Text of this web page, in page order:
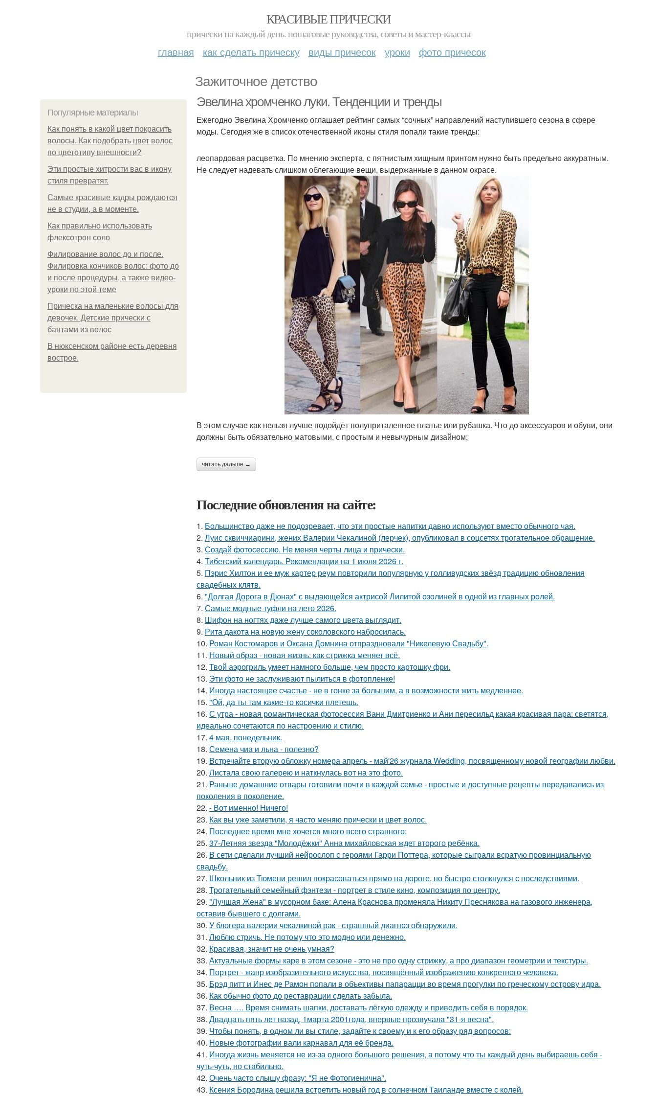
КРАСИВЫЕ ПРИЧЕСКИ
прически на каждый день. пошаговые руководства, советы и мастер-классы
главная как сделать прическу виды причесок уроки фото причесок
Зажиточное детство
Популярные материалы
Как понять в какой цвет покрасить
волосы. Как подобрать цвет волос
по цветотипу внешности?
Эти простые хитрости вас в икону
стиля превратят.
Самые красивые кадры рождаются
не в студии, а в моменте.
Как правильно использовать
флексотрон соло
Филирование волос до и после.
Филировка кончиков волос: фото до
и после процедуры, а также видео-
уроки по этой теме
Прическа на маленькие волосы для
девочек. Детские прически с
бантами из волос
В нюксенском районе есть деревня
вострое.
Эвелина хромченко луки. Тенденции и тренды
Ежегодно Эвелина Хромченко оглашает рейтинг самых “сочных” направлений наступившего сезона в сфере
моды. Сегодня же в список отечественной иконы стиля попали такие тренды:
леопардовая расцветка. По мнению эксперта, с пятнистым хищным принтом нужно быть предельно аккуратным.
Не следует надевать слишком облегающие вещи, выдержанные в данном окрасе.
В этом случае как нельзя лучше подойдёт полуприталенное платье или рубашка. Что до аксессуаров и обуви, они
должны быть обязательно матовыми, с простым и невычурным дизайном;
читать дальше →
Последние обновления на сайте:
1. Большинство даже не подозревает, что эти простые напитки давно используют вместо обычного чая.
2. Луис сквиччиарини, жених Валерии Чекалиной (лерчек), опубликовал в соцсетях трогательное обращение.
3. Создай фотосессию. Не меняя черты лица и прически.
4. Тибетский календарь. Рекомендации на 1 июля 2026 г.
5. Пэрис Хилтон и ее муж картер реум повторили популярную у голливудских звёзд традицию обновления
свадебных клятв.
6. "Долгая Дорога в Дюнах" с выдающейся актрисой Лилитой озолиней в одной из главных ролей.
7. Самые модные туфли на лето 2026.
8. Шифон на ногтях даже лучше самого цвета выглядит.
9. Рита дакота на новую жену соколовского набросилась.
10. Роман Костомаров и Оксана Домнина отпраздновали "Никелевую Свадьбу".
11. Новый образ - новая жизнь: как стрижка меняет всё.
12. Твой аэрогриль умеет намного больше, чем просто картошку фри.
13. Эти фото не заслуживают пылиться в фотопленке!
14. Иногда настоящее счастье - не в гонке за большим, а в возможности жить медленнее.
15. "Ой, да ты там какие-то косички плетешь.
16. С утра - новая романтическая фотосессия Вани Дмитриенко и Ани пересильд какая красивая пара: светятся,
идеально сочетаются по настроению и стилю.
17. 4 мая, понедельник.
18. Семена чиа и льна - полезно?
19. Встречайте вторую обложку номера апрель - май'26 журнала Wedding, посвященному новой географии любви.
20. Листала свою галерею и наткнулась вот на это фото.
21. Раньше домашние отвары готовили почти в каждой семье - простые и доступные рецепты передавались из
поколения в поколение.
22. - Вот именно! Ничего!
23. Как вы уже заметили, я часто меняю прически и цвет волос.
24. Последнее время мне хочется много всего странного:
25. 37-Летняя звезда "Молодёжки" Анна михайловская ждет второго ребёнка.
26. В сети сделали лучший нейрослоп с героями Гарри Поттера, которые сыграли всратую провинциальную
свадьбу.
27. Школьник из Тюмени решил покрасоваться прямо на дороге, но быстро столкнулся с последствиями.
28. Трогательный семейный фэнтези - портрет в стиле кино, композиция по центру.
29. "Лучшая Жена" в мусорном баке: Алена Краснова променяла Никиту Преснякова на газового инженера,
оставив бывшего с долгами.
30. У блогера валерии чекалкиной рак - страшный диагноз обнаружили.
31. Люблю стричь. Не потому что это модно или денежно.
32. Красивая, значит не очень умная?
33. Актуальные формы каре в этом сезоне - это не про одну стрижку, а про диапазон геометрии и текстуры.
34. Портрет - жанр изобразительного искусства, посвящённый изображению конкретного человека.
35. Брэд питт и Инес де Рамон попали в объективы папарацци во время прогулки по греческому острову идра.
36. Как обычно фото до реставрации сделать забыла.
37. Весна …. Время снимать шапки, доставать лёгкую одежду и приводить себя в порядок.
38. Двадцать пять лет назад, 1марта 2001года, впервые прозвучала "31-я весна".
39. Чтобы понять, в одном ли вы стиле, задайте к своему и к его образу ряд вопросов:
40. Новые фотографии вали карнавал для её бренда.
41. Иногда жизнь меняется не из-за одного большого решения, а потому что ты каждый день выбираешь себя -
чуть-чуть, но стабильно.
42. Очень часто слышу фразу: "Я не Фотогиенична".
43. Ксения Бородина решила встретить новый год в солнечном Таиланде вместе с колей.